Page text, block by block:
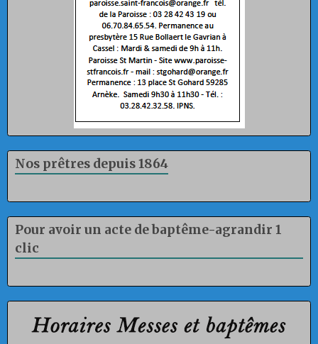
Nos prêtres depuis 1864
Pour avoir un acte de baptême-agrandir 1
clic